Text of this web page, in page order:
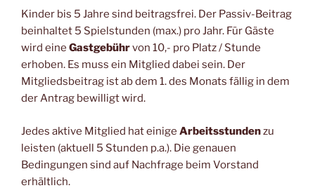
Kinder bis 5 Jahre sind beitragsfrei. Der Passiv-Beitrag
beinhaltet 5 Spielstunden (max.) pro Jahr. Für Gäste
wird eine Gastgebührvon 10,- pro Platz / Stunde
erhoben. Es muss ein Mitglied dabei sein. Der
Mitgliedsbeitrag ist ab dem 1. des Monats fällig in dem
der Antrag bewilligt wird.
Jedes aktive Mitglied hat einige Arbeitsstundenzu
leisten (aktuell 5 Stunden p.a.). Die genauen
Bedingungen sind auf Nachfrage beim Vorstand
erhältlich.